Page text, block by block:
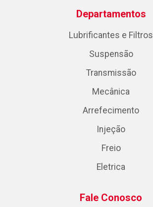
Departamentos
Lubrificantes e Filtros
Suspensão
Transmissão
Mecânica
Arrefecimento
Injeção
Freio
Eletrica
Fale Conosco